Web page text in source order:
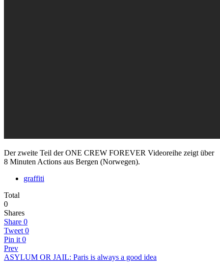
Der zweite Teil der ONE CREW FOREVER Videoreihe zeigt über
8 Minuten Actions aus Bergen (Norwegen).
graffiti
Total
0
Shares
Share 0
Tweet 0
Pin it 0
Prev
ASYLUM OR JAIL: Paris is always a good idea